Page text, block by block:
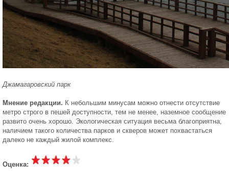
Джамагаровский парк
Мнение редакции. К небольшим минусам можно отнести отсутствие
метро строго в пешей доступности, тем не менее, наземное сообщение
развито очень хорошо. Экологическая ситуация весьма благоприятна,
наличием такого количества парков и скверов может похвастаться
далеко не каждый жилой комплекс.
Оценка: